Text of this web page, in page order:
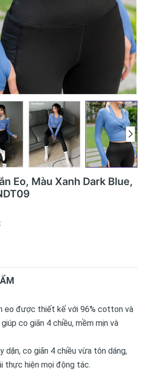
Eo, Màu Xanh Dark Blue,
eo được thiết kế với 96% cotton và
co giãn 4 chiều, mềm mịn và
dặn, co giãn 4 chiều vừa tôn dáng,
thực hiện mọi động tác.